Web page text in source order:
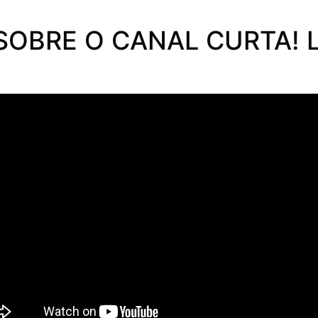
O CANAL CURTA!